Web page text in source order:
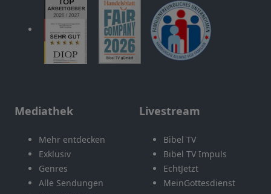
Mediathek
Mehr entdecken
Exklusiv
Genres
Alle Sendungen
Livestream
Bibel TV
Bibel TV Impuls
EchtJetzt
MeinGottesdienst